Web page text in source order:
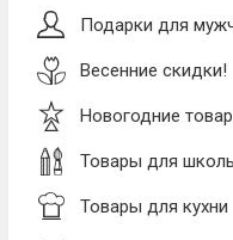
Подарки для
Весенние скидки!
Новогодние
Товары для
Товары для кухни